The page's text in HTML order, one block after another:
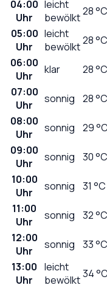
04:00
Uhr
leicht
bewölkt28°C
05:00
Uhr
leicht
bewölkt28°C
06:00
Uhr
klar 28°C
07:00
Uhr
sonnig 28°C
08:00
Uhr
sonnig 29°C
09:00
Uhr
sonnig 30°C
10:00
Uhr
sonnig 31 °C
11:00
Uhr
sonnig 32°C
12:00
Uhr
sonnig 33°C
13:00
Uhr
leicht
bewölkt34°C